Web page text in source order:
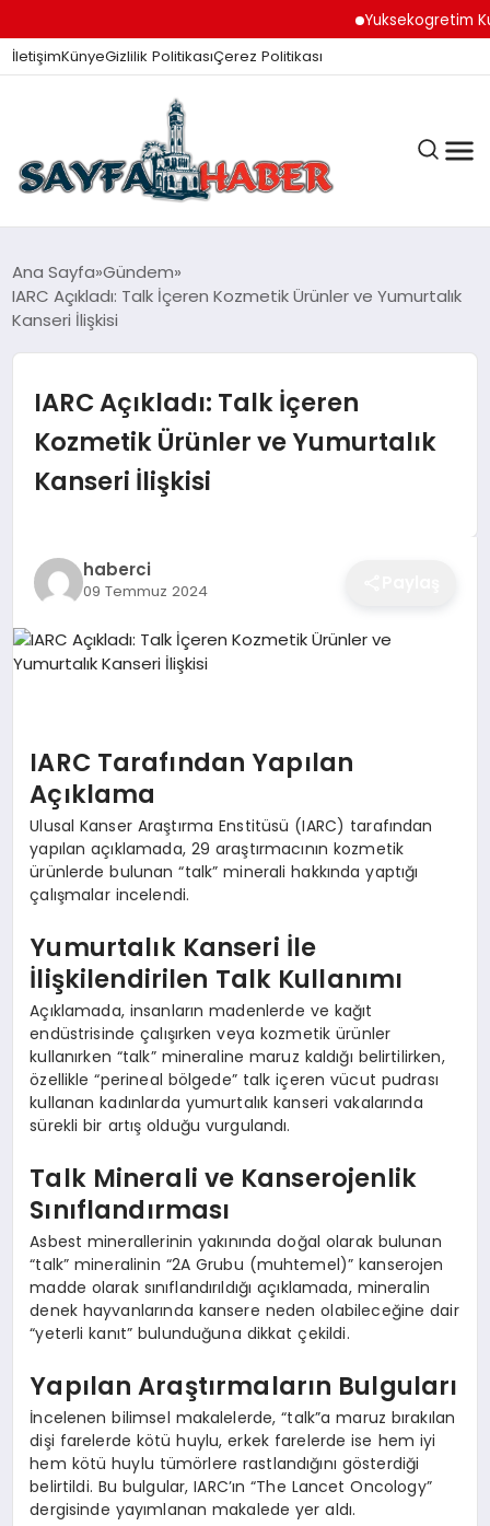
Yuksekogretim
İletişimKünyeGizlilik PolitikasıÇerez Politikası
ANA SAYFA
GÜNDEM
İZMIR HABERLERI
EKONOMI
SAĞLIK
SPOR
YAŞAM
Ana Sayfa Gündem
IARC Açıkladı: Talk İçeren Kozmetik Ürünler ve Yumurtalık
Kanseri İlişkisi
IARC Açıkladı: Talk İçeren
Kozmetik Ürünler ve Yumurtalık
Kanseri İlişkisi
haberci
09 Temmuz 2024
IARC Tarafından Yapılan
Açıklama
Ulusal Kanser Araştırma Enstitüsü (IARC) tarafından
yapılan açıklamada, 29 araştırmacının kozmetik
ürünlerde bulunan “talk” minerali hakkında yaptığı
çalışmalar incelendi.
Yumurtalık Kanseri İle
İlişkilendirilen Talk Kullanımı
Açıklamada, insanların madenlerde ve kağıt
endüstrisinde çalışırken veya kozmetik ürünler
kullanırken “talk” mineraline maruz kaldığı belirtilirken,
özellikle “perineal bölgede” talk içeren vücut pudrası
kullanan kadınlarda yumurtalık kanseri vakalarında
sürekli bir artış olduğu vurgulandı.
Talk Minerali ve Kanserojenlik
Sınıflandırması
Asbest minerallerinin yakınında doğal olarak bulunan
“talk” mineralinin “2A Grubu (muhtemel)” kanserojen
madde olarak sınıflandırıldığı açıklamada, mineralin
denek hayvanlarında kansere neden olabileceğine dair
“yeterli kanıt” bulunduğuna dikkat çekildi.
Yapılan Araştırmaların Bulguları
İncelenen bilimsel makalelerde, “talk”a maruz bırakılan
dişi farelerde kötü huylu, erkek farelerde ise hem iyi
hem kötü huylu tümörlere rastlandığını gösterdiği
belirtildi. Bu bulgular, IARC’ın “The Lancet Oncology”
dergisinde yayımlanan makalede yer aldı.